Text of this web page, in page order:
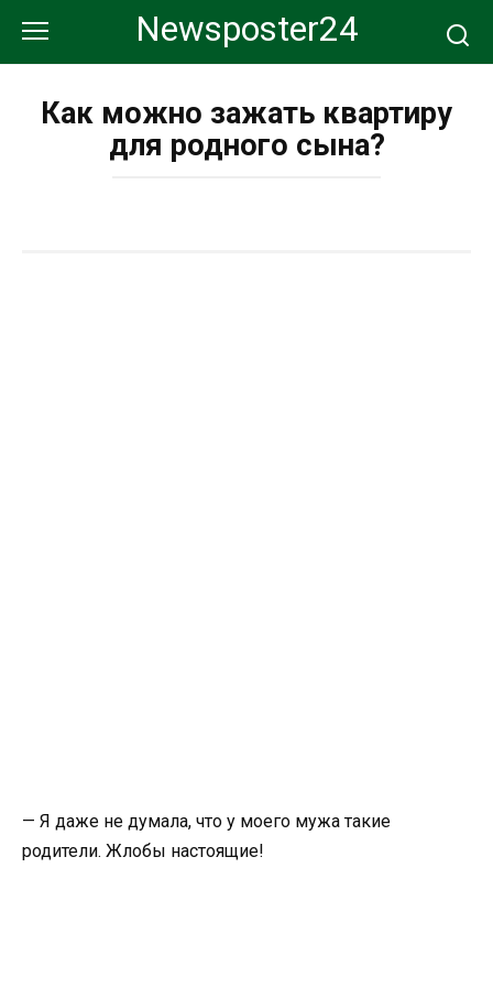
контенту
Newsposter24
Как можно зажать квартиру
для родного сына?
— Я даже не думала, что у моего мужа такие
родители. Жлобы настоящие!